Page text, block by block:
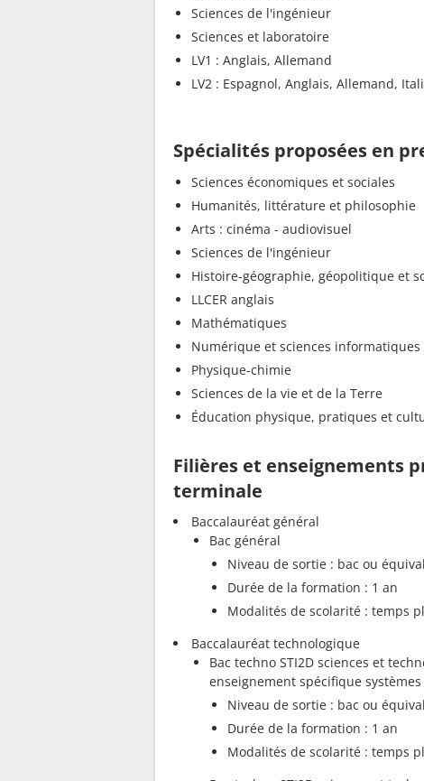
Sciences de l'ingénieur
Sciences et laboratoire
LV1 : Anglais, Allemand
LV2 : Espagnol, Anglais, Allemand,
Spécialités proposées en
Sciences économiques et sociales
Humanités, littérature et philosophie
Arts : cinéma - audiovisuel
Sciences de l'ingénieur
Histoire-géographie, géopolitique et
LLCER anglais
Mathématiques
Numérique et sciences informatiques
Physique-chimie
Sciences de la vie et de la Terre
Éducation physique, pratiques et
Filières et enseignements
terminale
Baccalauréat général
Bac général
Niveau de sortie : bac ou
Durée de la formation : 1 an
Modalités de scolarité : temps
Baccalauréat technologique
Bac techno STI2D sciences et
enseignement spécifique
Niveau de sortie : bac ou
Durée de la formation : 1 an
Modalités de scolarité : temps